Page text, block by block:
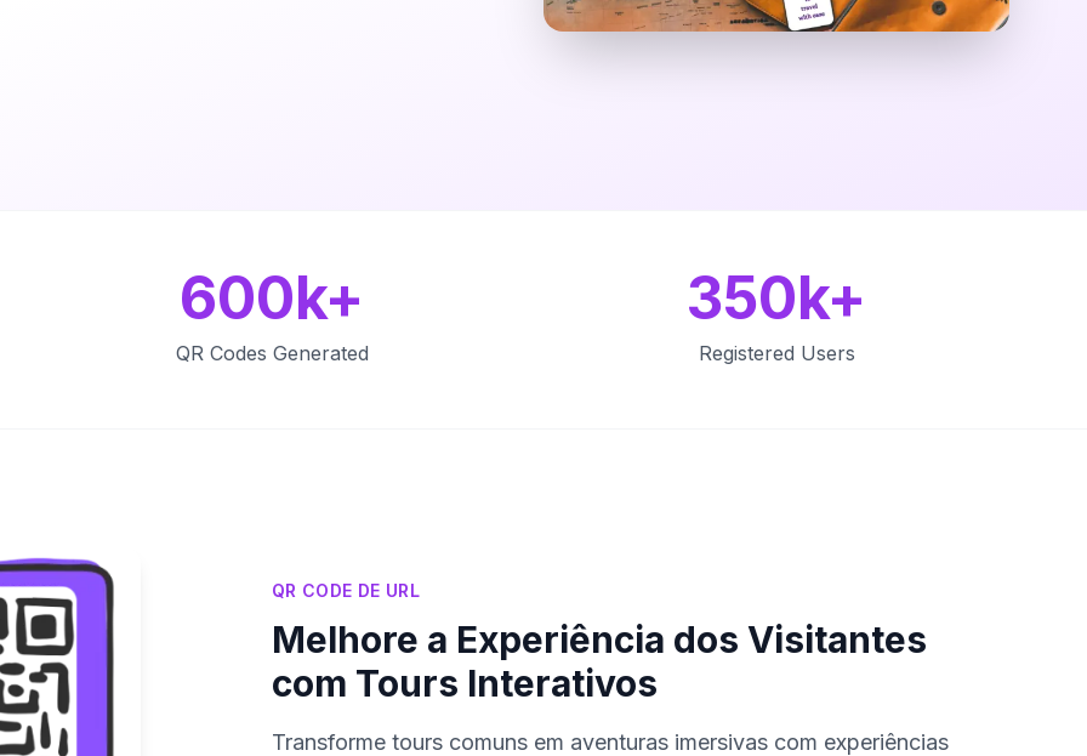
600k+
QR Codes Generated
350k+
Registered Users
QR CODE DE URL
Melhore a Experiência dos Visitantes
com Tours Interativos
Transforme tours comuns em aventuras imersivas com experiências